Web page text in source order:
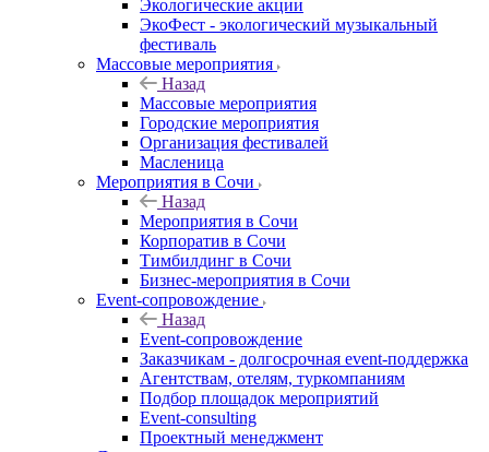
Экологические акции
ЭкоФест - экологический музыкальный
фестиваль
Массовые мероприятия
Назад
Массовые мероприятия
Городские мероприятия
Организация фестивалей
Масленица
Мероприятия в Сочи
Назад
Мероприятия в Сочи
Корпоратив в Сочи
Тимбилдинг в Сочи
Бизнес-мероприятия в Сочи
Event-сопровождение
Назад
Event-сопровождение
Заказчикам - долгосрочная event-поддержка
Агентствам, отелям, туркомпаниям
Подбор площадок мероприятий
Event-consulting
Проектный менеджмент